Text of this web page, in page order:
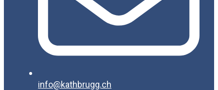
info@kathbrugg.ch